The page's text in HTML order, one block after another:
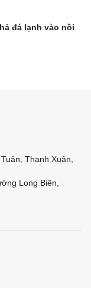
đá lạnh vào nồi
Thanh Xuân,
Long Biên,